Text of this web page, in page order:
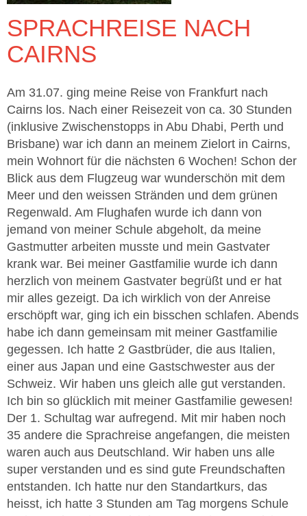
SPRACHREISE NACH
CAIRNS
Am 31.07. ging meine Reise von Frankfurt nach
Cairns los. Nach einer Reisezeit von ca. 30 Stunden
(inklusive Zwischenstopps in Abu Dhabi, Perth und
Brisbane) war ich dann an meinem Zielort in Cairns,
mein Wohnort für die nächsten 6 Wochen! Schon der
Blick aus dem Flugzeug war wunderschön mit dem
Meer und den weissen Stränden und dem grünen
Regenwald. Am Flughafen wurde ich dann von
jemand von meiner Schule abgeholt, da meine
Gastmutter arbeiten musste und mein Gastvater
krank war. Bei meiner Gastfamilie wurde ich dann
herzlich von meinem Gastvater begrüßt und er hat
mir alles gezeigt. Da ich wirklich von der Anreise
erschöpft war, ging ich ein bisschen schlafen. Abends
habe ich dann gemeinsam mit meiner Gastfamilie
gegessen. Ich hatte 2 Gastbrüder, die aus Italien,
einer aus Japan und eine Gastschwester aus der
Schweiz. Wir haben uns gleich alle gut verstanden.
Ich bin so glücklich mit meiner Gastfamilie gewesen!
Der 1. Schultag war aufregend. Mit mir haben noch
35 andere die Sprachreise angefangen, die meisten
waren auch aus Deutschland. Wir haben uns alle
super verstanden und es sind gute Freundschaften
entstanden. Ich hatte nur den Standartkurs, das
heisst, ich hatte 3 Stunden am Tag morgens Schule